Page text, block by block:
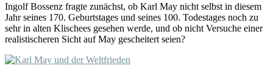
Ingolf Bossenz fragte zunächst, ob Karl May nicht selbst in diesem
Jahr seines 170. Geburtstages und seines 100. Todestages noch zu
sehr in alten Klischees gesehen werde, und ob nicht Versuche einer
realistischeren Sicht auf May gescheitert seien?